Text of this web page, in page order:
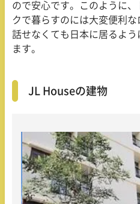
ので安心です。このように
クで暮らすのには大変便利
話せなくても日本に居るよ
ます。
JL Houseの建物